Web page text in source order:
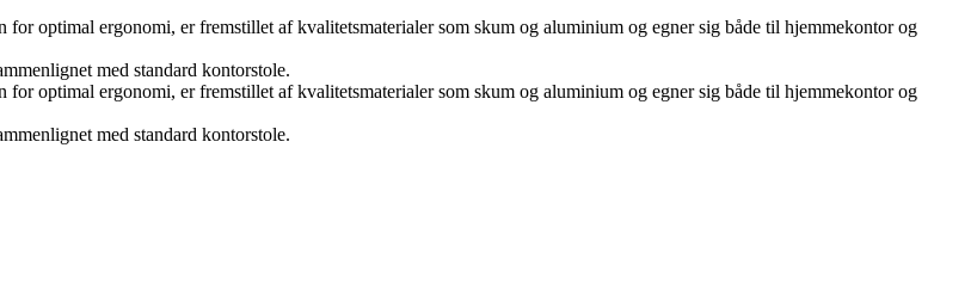
optimal ergonomi, er fremstillet af kvalitetsmaterialer som skum og aluminium og egner sig både til hjemmekontor og
med standard kontorstole.
optimal ergonomi, er fremstillet af kvalitetsmaterialer som skum og aluminium og egner sig både til hjemmekontor og
med standard kontorstole.